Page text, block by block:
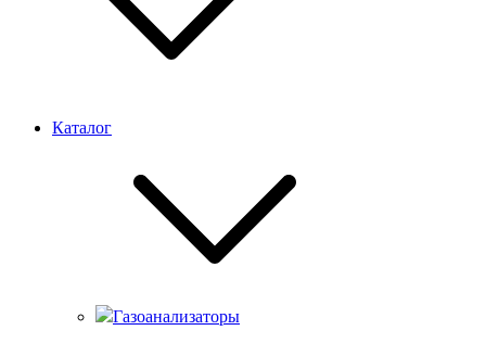
Каталог
Газоанализаторы